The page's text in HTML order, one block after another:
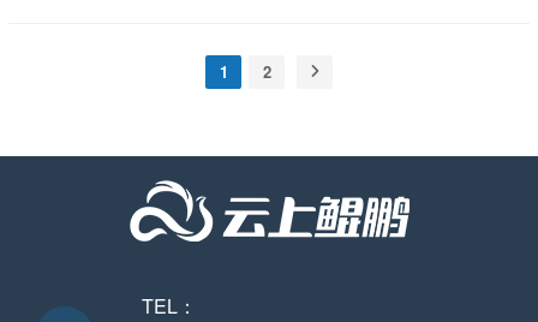
购机之日起一年(含) 自购买之日起一年(5×9)免费上门 机箱外
壳等塑材、机箱外部各类按键、指示灯、机箱内连接件、机
1 2
TEL：